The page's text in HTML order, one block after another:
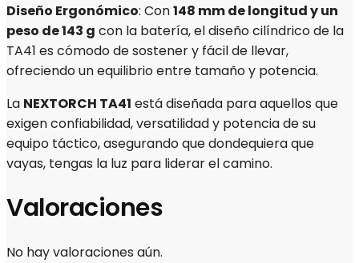
Diseño Ergonómico: Con148 mm de longitud y un
peso de 143 g con la batería, el diseño cilíndrico de la
TA41 es cómodo de sostener y fácil de llevar,
ofreciendo un equilibrio entre tamaño y potencia.
La NEXTORCH TA41 está diseñada para aquellos que
exigen confiabilidad, versatilidad y potencia de su
equipo táctico, asegurando que dondequiera que
vayas, tengas la luz para liderar el camino.
Valoraciones
No hay valoraciones aún.